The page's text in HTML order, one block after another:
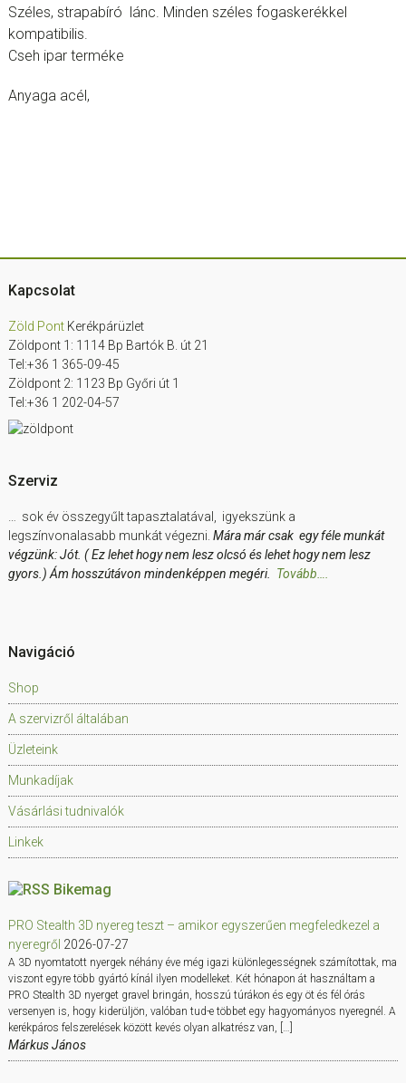
Széles, strapabíró lánc. Minden széles fogaskerékkel
kompatibilis.
Cseh ipar terméke
Anyaga acél,
Footer
Kapcsolat
Zöld PontKerékpárüzlet
Zöldpont 1: 1114 Bp Bartók B. út 21
Tel:+36 1 365-09-45
Zöldpont 2: 1123 Bp Győri út 1
Tel:+36 1 202-04-57
Szerviz
… sok év összegyűlt tapasztalatával, igyekszünk a
legszínvonalasabb munkát végezni. Mára már csak egy féle munkát
végzünk: Jót. ( Ez lehet hogy nem lesz olcsó és lehet hogy nem lesz
gyors.) Ám hosszútávon mindenképpen megéri. Tovább….
Navigáció
Shop
A szervizről általában
Üzleteink
Munkadíjak
Vásárlási tudnivalók
Linkek
Bikemag
PRO Stealth 3D nyereg teszt – amikor egyszerűen megfeledkezel a
nyeregről 2026-07-27
A 3D nyomtatott nyergek néhány éve még igazi különlegességnek számítottak, ma
viszont egyre több gyártó kínál ilyen modelleket. Két hónapon át használtam a
PRO Stealth 3D nyerget gravel bringán, hosszú túrákon és egy öt és fél órás
versenyen is, hogy kiderüljön, valóban tud-e többet egy hagyományos nyeregnél. A
kerékpáros felszerelések között kevés olyan alkatrész van, […]
Márkus János